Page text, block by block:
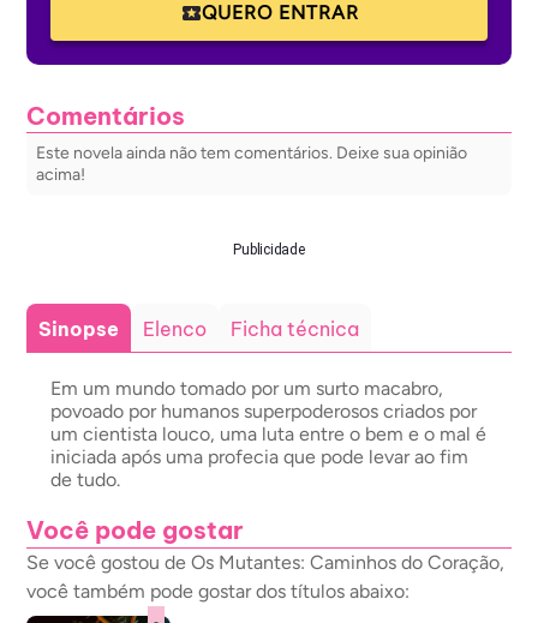
QUERO ENTRAR
Comentários
Este novela ainda não tem comentários. Deixe sua opinião
acima!
Publicidade
Sinopse Elenco Ficha técnica
Em um mundo tomado por um surto macabro,
povoado por humanos superpoderosos criados por
um cientista louco, uma luta entre o bem e o mal é
iniciada após uma profecia que pode levar ao fim
de tudo.
Você pode gostar
Se você gostou de Os Mutantes: Caminhos do Coração,
você também pode gostar dos títulos abaixo: